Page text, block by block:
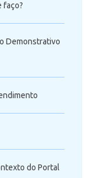
faço?
Demonstrativo
do Portal